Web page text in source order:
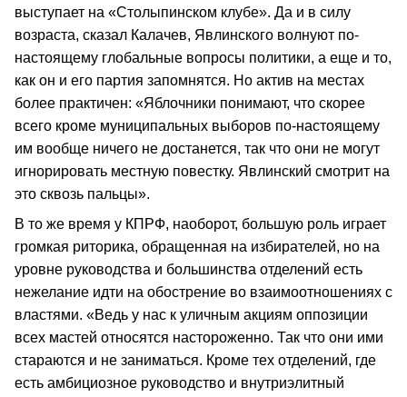
выступает на «Столыпинском клубе». Да и в силу
возраста, сказал Калачев, Явлинского волнуют по-
настоящему глобальные вопросы политики, а еще и то,
как он и его партия запомнятся. Но актив на местах
более практичен: «Яблочники понимают, что скорее
всего кроме муниципальных выборов по-настоящему
им вообще ничего не достанется, так что они не могут
игнорировать местную повестку. Явлинский смотрит на
это сквозь пальцы».
В то же время у КПРФ, наоборот, большую роль играет
громкая риторика, обращенная на избирателей, но на
уровне руководства и большинства отделений есть
нежелание идти на обострение во взаимоотношениях с
властями. «Ведь у нас к уличным акциям оппозиции
всех мастей относятся настороженно. Так что они ими
стараются и не заниматься. Кроме тех отделений, где
есть амбициозное руководство и внутриэлитный